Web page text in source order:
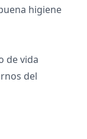
higiene
de vida
del